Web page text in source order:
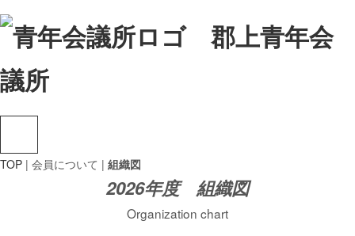
TOP | 会員について | 組織図
2026年度 組織図
Organization chart